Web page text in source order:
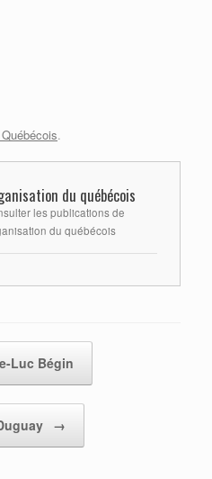
.
du québécois
les publications de
du québécois
Luc Bégin
→